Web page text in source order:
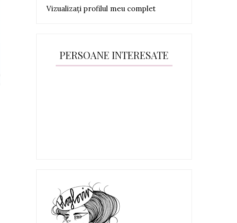
Vizualizați profilul meu complet
PERSOANE INTERESATE